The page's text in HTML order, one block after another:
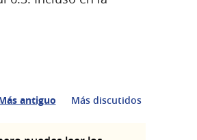
antiguo Más discutidos